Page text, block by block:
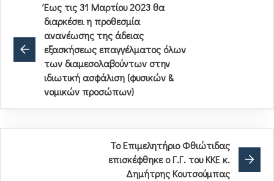
Έως τις 31 Μαρτίου 2023 θα
διαρκέσει η προθεσμία
ανανέωσης της άδειας
εξασκήσεως επαγγέλματος όλων
των διαμεσολαβούντων στην
ιδιωτική ασφάλιση (φυσικών &
νομικών προσώπων)
Το Επιμελητήριο Φθιώτιδας
επισκέφθηκε ο Γ.Γ. του ΚΚΕ κ.
Δημήτρης Κουτσούμπας